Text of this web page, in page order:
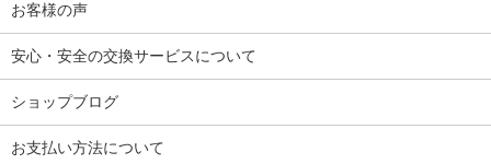
お客様の声
安心・安全の交換サービスについて
ショップブログ
お支払い方法について